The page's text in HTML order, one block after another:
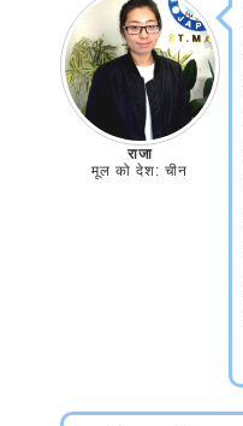
राजा
मूल को देश: चीन